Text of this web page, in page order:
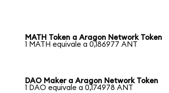
MATH Token a Aragon Network Token
1 MATH equivale a 0,186977 ANT
DAO Maker a Aragon Network Token
1 DAO equivale a 0,174978 ANT